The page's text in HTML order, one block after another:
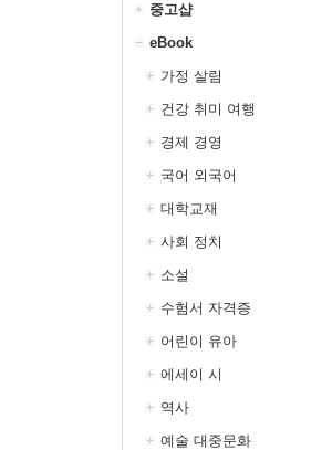
중고샵
eBook
가정 살림
건강 취미 여행
경제 경영
국어 외국어
대학교재
사회 정치
소설
수험서 자격증
어린이 유아
에세이 시
역사
예술 대중문화